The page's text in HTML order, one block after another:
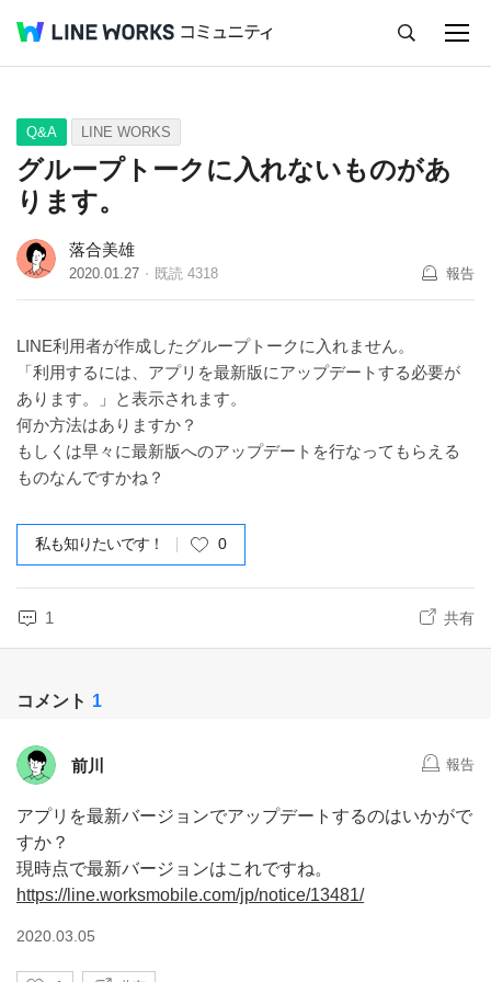
Q&A Tips Ideas
Q&A LINE WORKS
グループトークに入れないものがあ
ります。
落合美雄
2020.01.27 既読 4318 報告
LINE利用者が作成したグループトークに入れません。
「利用するには、アプリを最新版にアップデートする必要が
あります。」と表示されます。
何か方法はありますか？
もしくは早々に最新版へのアップデートを行なってもらえる
ものなんですかね？
私も知りたいです！ 0
1 共有
コメント 1
前川 報告
アプリを最新バージョンでアップデートするのはいかがで
すか？
現時点で最新バージョンはこれですね。
https://line.worksmobile.com/jp/notice/13481/
2020.03.05